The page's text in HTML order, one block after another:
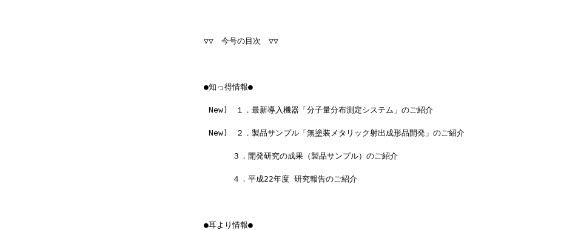
▽▽　今号の目次　▽▽
●知っ得情報●
New)　１．最新導入機器「分子量分布測定システム」のご紹介
New)　２．製品サンプル「無塗装メタリック射出成形品開発」のご紹介
３．開発研究の成果（製品サンプル）のご紹介
４．平成22年度 研究報告のご紹介
●耳より情報●